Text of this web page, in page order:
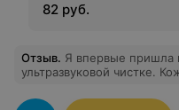
82 руб.
Отзыв. Я впервые пришла
ультразвуковой чистке.
специалисту!